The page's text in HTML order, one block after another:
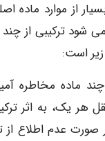
از موارد ماده
شود ترکیبی از
است:
ماده مخاطره
هر یک، به اثر
عدم اطلاع از